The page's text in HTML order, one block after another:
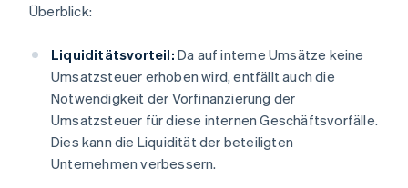
Überblick:
Liquiditätsvorteil: Da auf interne Umsätze keine
Umsatzsteuer erhoben wird, entfällt auch die
Notwendigkeit der Vorfinanzierung der
Umsatzsteuer für diese internen Geschäftsvorfälle.
Dies kann die Liquidität der beteiligten
Unternehmen verbessern.